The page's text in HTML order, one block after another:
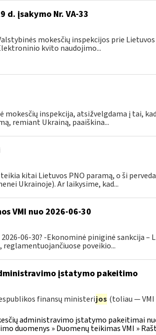
d. įsakymo Nr. VA-33
mokesčių inspekcijos prie
kvito naudojimo...
inspekcija, atsižvelgdama į tai,
remiant Ukrainą, paaiškina...
kitai Lietuvos PNO paramą, o ši
Ukrainoje). Ar laikysime, kad...
VMI nuo 2026-06-30
06-30? -Ekonominė piniginė sankcija –
poveikio...
įstatymo pakeitimo
finansų ministerijos (toliau — VMI
administravimo įstatymo pakeitimai
duomenys » Duomenų teikimas VMI »